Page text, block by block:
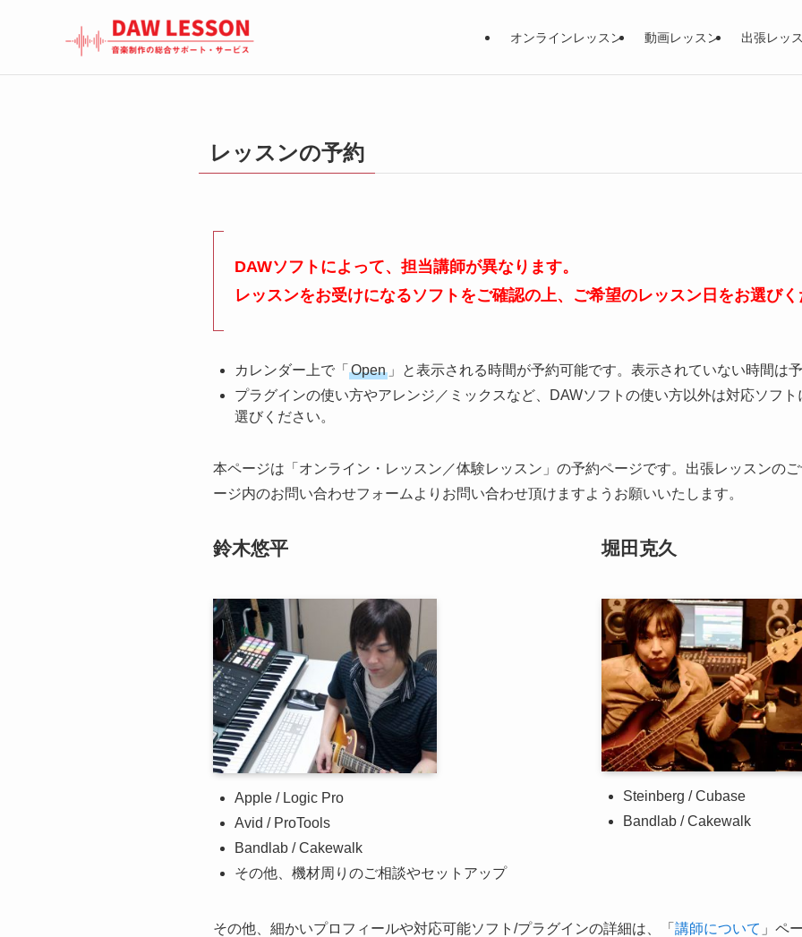
オンラインレッスン 動画レッスン 出張レッ
レッスンの予約
DAWソフトによって、担当講師が異なります。
レッスンをお受けになるソフトをご確認の上、ご希望のレッスン日をお選びく
カレンダー上で「 Open 」と表示される時間が予約可能です。表示されていない時間は
プラグインの使い方やアレンジ／ミックスなど、DAWソフトの使い方以外は対応ソフ
選びください。
本ページは「オンライン・レッスン／体験レッスン」の予約ページです。出張レッスンのご
ージ内のお問い合わせフォームよりお問い合わせ頂けますようお願いいたします。
鈴木悠平
Apple / Logic Pro
Avid / ProTools
Bandlab / Cakewalk
その他、機材周りのご相談やセットアップ
堀田克久
Steinberg / Cubase
Bandlab / Cakewalk
その他、細かいプロフィールや対応可能ソフト/プラグインの詳細は、「 講師について 」ペ